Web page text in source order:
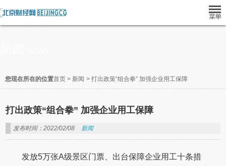
您现在所在的位置首页 > 新闻 > 打出政策“组合拳” 加强企业用工保障
打出政策“组合拳” 加强企业用工保障
发布时间：2022/02/08 新闻
发放5万张A级景区门票、出台保障企业用工十条措